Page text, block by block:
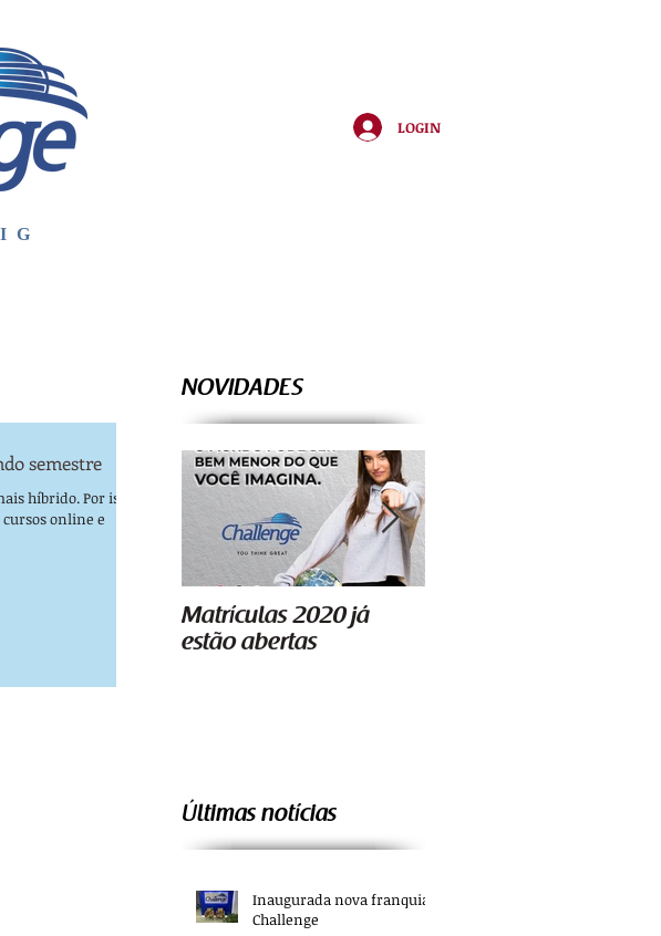
LOGIN
NOVIDADES
semestre
híbrido. Por isso,
cursos online e
Matrículas 2020 já
estão abertas
Últimas notícias
Inaugurada nova franquia
Challenge